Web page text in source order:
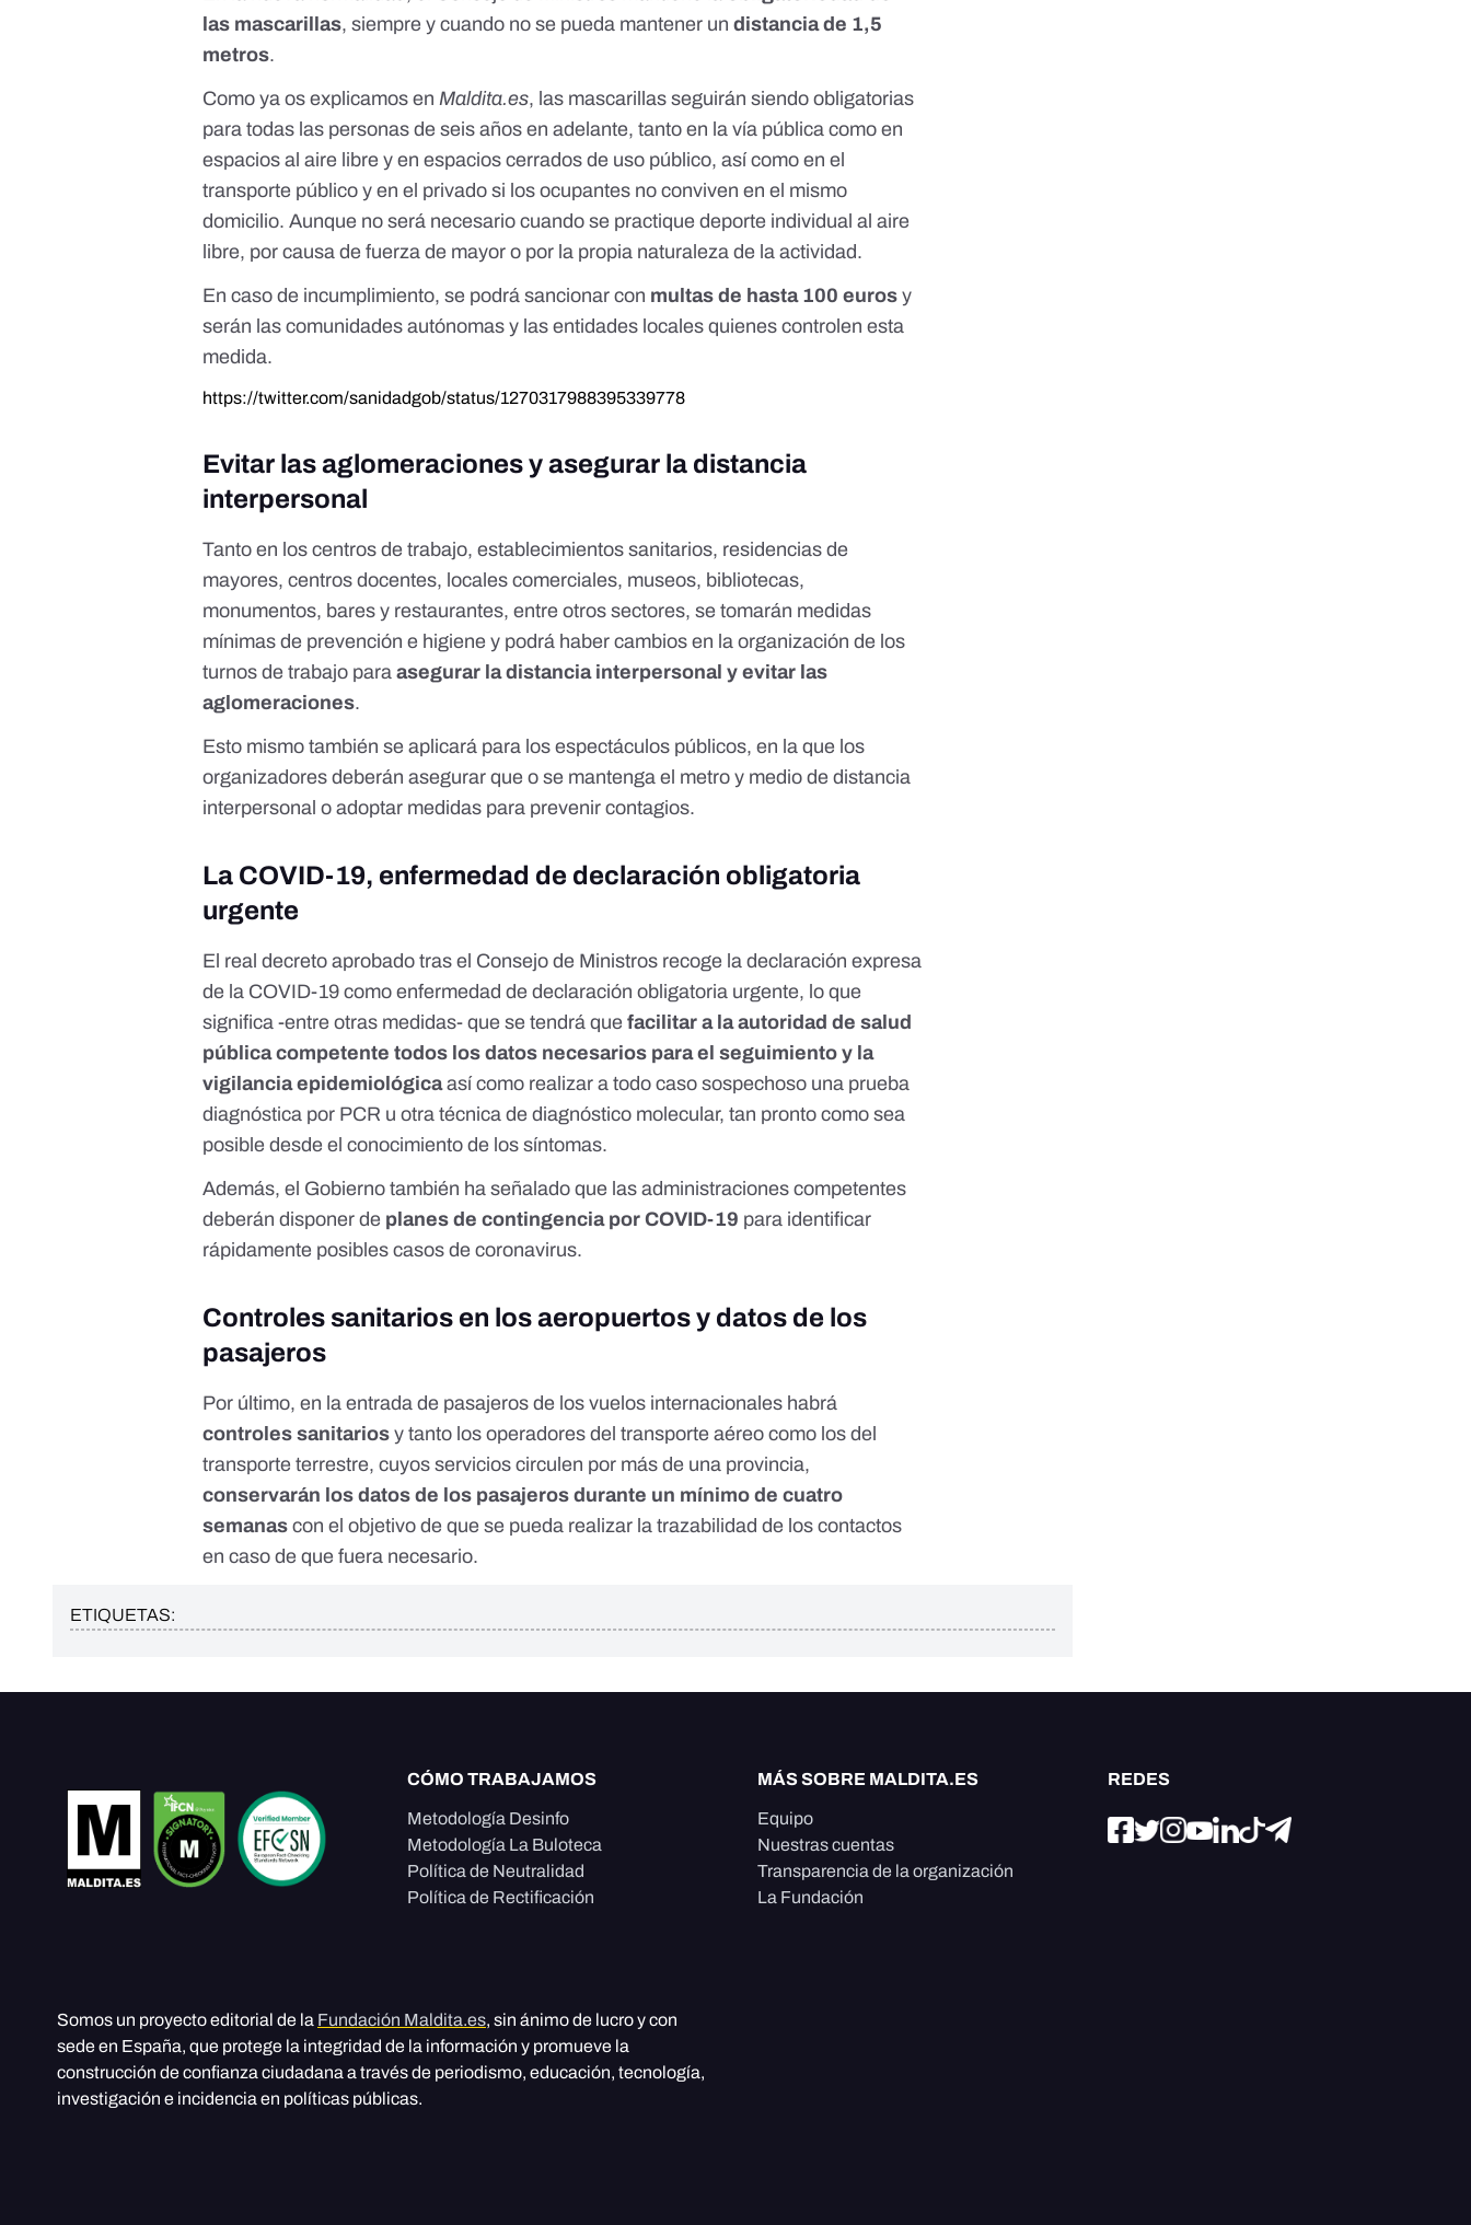
las mascarillas, siempre y cuando no se pueda mantener undistancia de 1,5
metros.
Como ya os explicamos enMaldita.es, las mascarillas seguirán siendo obligatorias
para todas las personas de seis años en adelante, tanto en la vía pública como en
espacios al aire libre y en espacios cerrados de uso público, así como en el
transporte público y en el privado si los ocupantes no conviven en el mismo
domicilio. Aunque no será necesario cuando se practique deporte individual al aire
libre, por causa de fuerza de mayor o por la propia naturaleza de la actividad.
En caso de incumplimiento, se podrá sancionar con multas de hasta 100 eurosy
serán las comunidades autónomas y las entidades locales quienes controlen esta
medida.
https://twitter.com/sanidadgob/status/1270317988395339778
Evitar las aglomeraciones y asegurar la distancia
interpersonal
Tanto en los centros de trabajo, establecimientos sanitarios, residencias de
mayores, centros docentes, locales comerciales, museos, bibliotecas,
monumentos, bares y restaurantes, entre otros sectores, se tomarán medidas
mínimas de prevención e higiene y podrá haber cambios en la organización de los
turnos de trabajo para asegurar la distancia interpersonal y evitar las
aglomeraciones.
Esto mismo también se aplicará para los espectáculos públicos, en la que los
organizadores deberán asegurar que o se mantenga el metro y medio de distancia
interpersonal o adoptar medidas para prevenir contagios.
La COVID-19, enfermedad de declaración obligatoria
urgente
El real decreto aprobado tras el Consejo de Ministros recoge la declaración expresa
de la COVID-19 como enfermedad de declaración obligatoria urgente, lo que
significa -entre otras medidas- que se tendrá quefacilitar a la autoridad de salud
pública competente todos los datos necesarios para el seguimiento y la
vigilancia epidemiológicaasí como realizar a todo caso sospechoso una prueba
diagnóstica por PCR u otra técnica de diagnóstico molecular, tan pronto como sea
posible desde el conocimiento de los síntomas.
Además, el Gobierno también ha señalado que las administraciones competentes
deberán disponer de planes de contingencia por COVID-19 para identificar
rápidamente posibles casos de coronavirus.
Controles sanitarios en los aeropuertos y datos de los
pasajeros
Por último, en la entrada de pasajeros de los vuelos internacionales habrá
controles sanitarios y tanto los operadores del transporte aéreo como los del
transporte terrestre, cuyos servicios circulen por más de una provincia,
conservarán los datos de los pasajeros durante un mínimo de cuatro
semanas con el objetivo de que se pueda realizar la trazabilidad de los contactos
en caso de que fuera necesario.
ETIQUETAS:
CÓMO TRABAJAMOS
Metodología Desinfo
Metodología La Buloteca
Política de Neutralidad
Política de Rectificación
MÁS SOBRE MALDITA.ES
Equipo
Nuestras cuentas
Transparencia de la organización
La Fundación
REDES
Somos un proyecto editorial de la Fundación Maldita.es, sin ánimo de lucro y con
sede en España, que protege la integridad de la información y promueve la
construcción de confianza ciudadana a través de periodismo, educación, tecnología,
investigación e incidencia en políticas públicas.